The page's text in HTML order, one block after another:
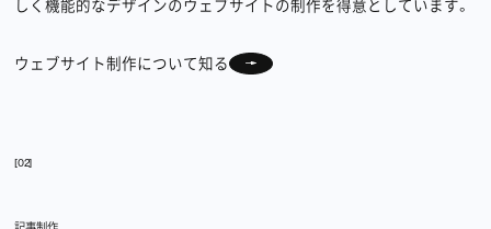
しく機能的なデザインのウェブサイトの制作を得意としています。
ウェブサイト制作について知る
[02]
記事制作